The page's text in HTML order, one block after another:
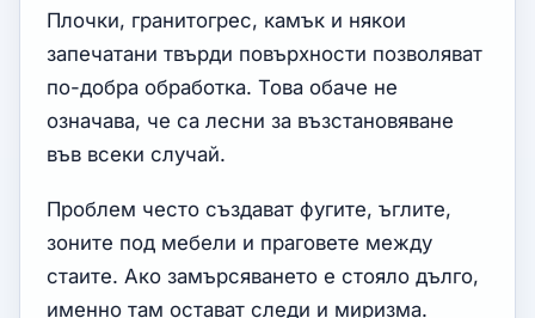
Плочки, гранитогрес, камък и някои
запечатани твърди повърхности позволяват
по-добра обработка. Това обаче не
означава, че са лесни за възстановяване
във всеки случай.
Проблем често създават фугите, ъглите,
зоните под мебели и праговете между
стаите. Ако замърсяването е стояло дълго,
именно там остават следи и миризма.